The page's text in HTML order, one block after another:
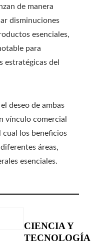
de manera
disminuciones
esenciales,
para
estratégicas del
deseo de ambas
vínculo comercial
cual los beneficios
áreas,
esenciales.
CIENCIA Y
TECNOLOGÍA